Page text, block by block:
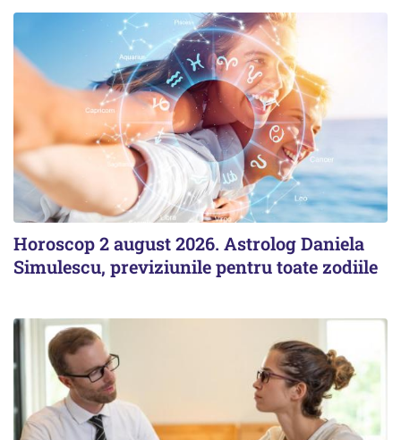
Horoscop 2 august 2026. Astrolog Daniela
Simulescu, previziunile pentru toate zodiile